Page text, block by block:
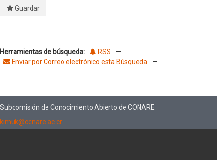
Guardar
Herramientas de búsqueda: RSS
—
Enviar por Correo electrónico esta Búsqueda
—
Subcomisión de Conocimiento Abierto de CONARE
kimuk@conare.ac.cr